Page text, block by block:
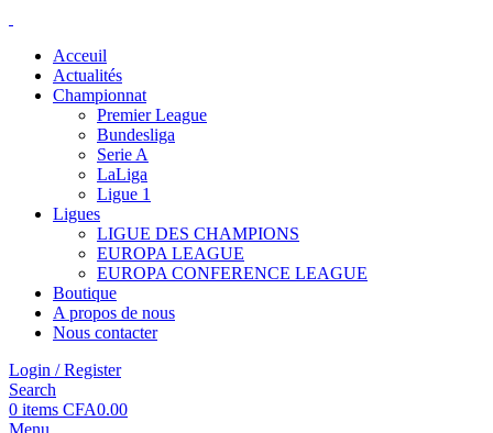
Acceuil
Actualités
Championnat
Premier League
Bundesliga
Serie A
LaLiga
Ligue 1
Ligues
LIGUE DES CHAMPIONS
EUROPA LEAGUE
EUROPA CONFERENCE LEAGUE
Boutique
A propos de nous
Nous contacter
Login / Register
Search
0 items CFA0.00
Menu